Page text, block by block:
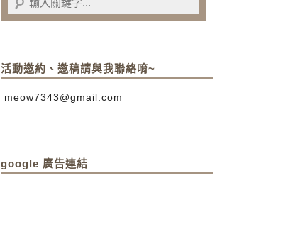
活動邀約、邀稿請與我聯絡唷~
meow7343@gmail.com
google 廣告連結